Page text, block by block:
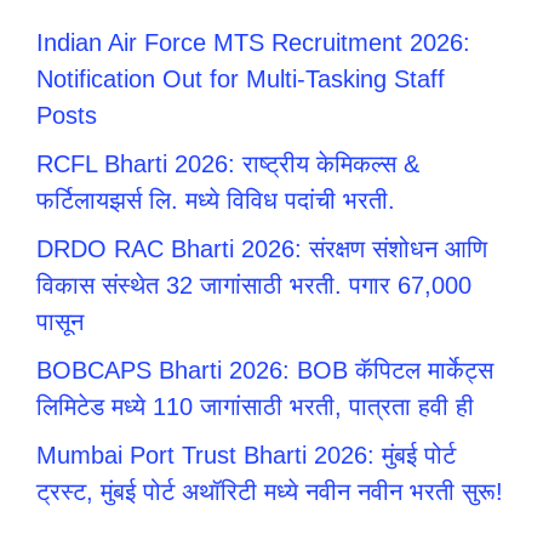
Indian Air Force MTS Recruitment 2026:
Notification Out for Multi-Tasking Staff
Posts
RCFL Bharti 2026: राष्ट्रीय केमिकल्स &
फर्टिलायझर्स लि. मध्ये विविध पदांची भरती.
DRDO RAC Bharti 2026: संरक्षण संशोधन आणि
विकास संस्थेत 32 जागांसाठी भरती. पगार 67,000
पासून
BOBCAPS Bharti 2026: BOB कॅपिटल मार्केट्स
लिमिटेड मध्ये 110 जागांसाठी भरती, पात्रता हवी ही
Mumbai Port Trust Bharti 2026: मुंबई पोर्ट
ट्रस्ट, मुंबई पोर्ट अथॉरिटी मध्ये नवीन नवीन भरती सुरू!